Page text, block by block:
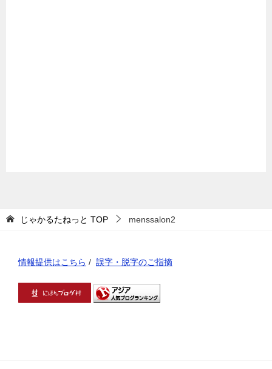
じゃかるたねっと TOP menssalon2
情報提供はこちら / 誤字・脱字のご指摘